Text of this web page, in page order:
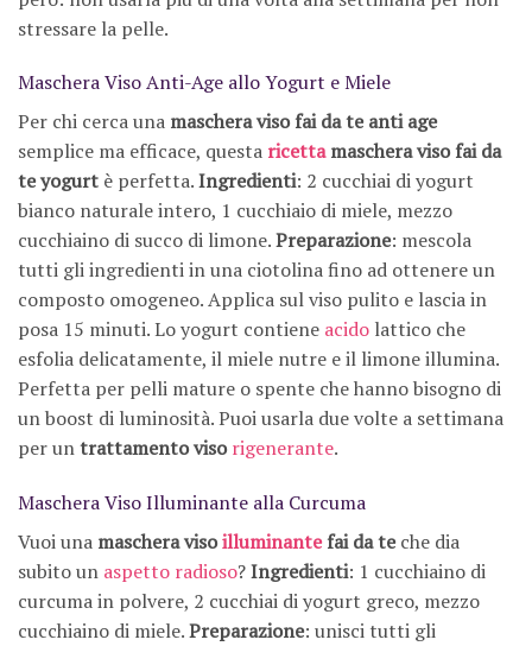
stressare la pelle.
Maschera Viso Anti-Age allo Yogurt e Miele
Per chi cerca una maschera viso fai da te anti age
semplice ma efficace, questa ricettamaschera viso fai da
te yogurt è perfetta.Ingredienti: 2 cucchiai di yogurt
bianco naturale intero, 1 cucchiaio di miele, mezzo
cucchiaino di succo di limone.Preparazione: mescola
tutti gli ingredienti in una ciotolina fino ad ottenere un
composto omogeneo. Applica sul viso pulito e lascia in
posa 15 minuti. Lo yogurt contiene acido lattico che
esfolia delicatamente, il miele nutre e il limone illumina.
Perfetta per pelli mature o spente che hanno bisogno di
un boost di luminosità. Puoi usarla due volte a settimana
per untrattamento viso rigenerante.
Maschera Viso Illuminante alla Curcuma
Vuoi una maschera visoilluminantefai da teche dia
subito un aspetto radioso?Ingredienti: 1 cucchiaino di
curcuma in polvere, 2 cucchiai di yogurt greco, mezzo
cucchiaino di miele.Preparazione: unisci tutti gli